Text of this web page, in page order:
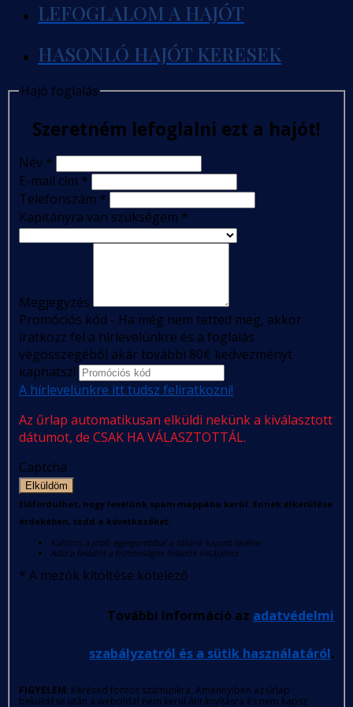
LEFOGLALOM A HAJÓT
HASONLÓ HAJÓT KERESEK
Hajó foglalás
Szeretném lefoglalni ezt a hajót!
Név *
E-mail cím *
Telefonszám *
Kapitányra van szükségem *
Megjegyzés
Promóciós kód - Ha még nem tetted meg, akkor
iratkozz fel a hírlevelünkre és a foglalás
végösszegéből akár további 80€ kedvezményt
kaphatsz!
A hírlevelünkre itt tudsz feliratkozni!
Az űrlap automatikusan elküldi nekünk a kiválasztott
dátumot, de CSAK HA VÁLASZTOTTÁL.
Captcha
Elküldöm
Előfordulhat, hogy levelünk spam mappába kerül. Ennek elkerülése
érdekében, tedd a következőket:
Kattints a jobb egérgombbal a tőlünk kapott levélre
Add a feladót a biztonságos feladók listájához
* A mezők kitöltése kötelező
További információ az adatvédelmi
szabályzatról és a sütik használatáról.
FIGYELEM: Kérésed fontos számunkra. Amennyiben az űrlap
beküldése után a weboldal nem kerül átirányításra és nem kapsz